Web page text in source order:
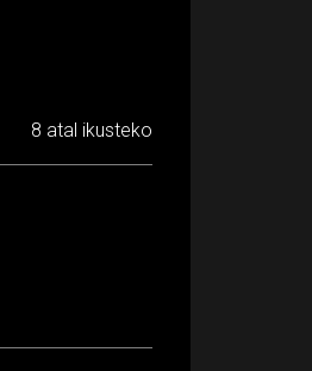
8 atal ikusteko